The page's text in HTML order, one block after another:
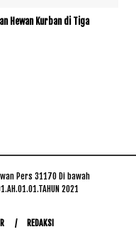
Hewan Kurban di Tiga
Pers 31170 Di bawah
2021
REDAKSI